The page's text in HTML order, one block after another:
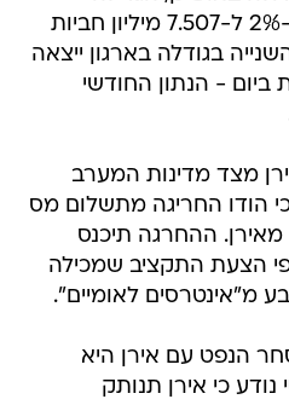
בינואר את היצוא שלה ב-2% ל-7.507 מיליון חביות
בגודלה בארגון ייצאה
חביות ביום - הנתון החודשי
מצד מדינות המערב
הודו החריגה מתשלום מס
ההחרגה תיכנס
ולפי הצעת התקציב שמכילה
מ"אינטרסים לאומיים".
הנפט עם אירן היא
כי אירן תנותק